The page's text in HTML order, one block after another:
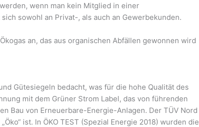
wenn man kein Mitglied in einer
sowohl an Privat-, als auch an Gewerbekunden.
an, das aus organischen Abfällen gewonnen wird
Gütesiegeln bedacht, was für die hohe Qualität des
mit dem Grüner Strom Label, das von führenden
Bau von Erneuerbare-Energie-Anlagen. Der TÜV Nord
ist. In ÖKO TEST (Spezial Energie 2018) wurden die